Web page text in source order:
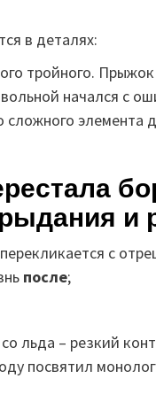
в деталях:
тройного.
начался с
сложного
и
с
после;
льда – резкий
посвятил